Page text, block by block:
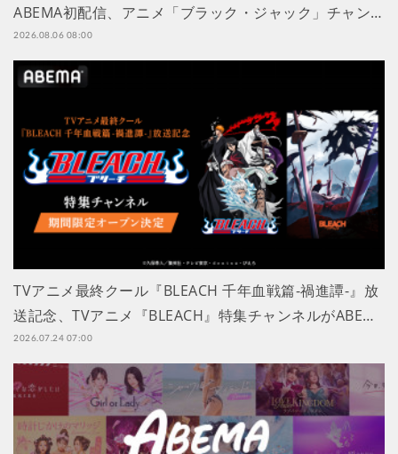
ABEMA初配信、アニメ「ブラック・ジャック」チャン…
2026.08.06 08:00
TVアニメ最終クール『BLEACH 千年血戦篇-禍進譚-』放
送記念、TVアニメ『BLEACH』特集チャンネルがABE…
2026.07.24 07:00